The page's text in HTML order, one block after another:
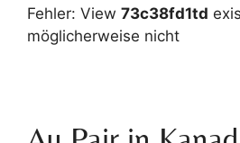
Fehler: View 73c38fd1td
möglicherweise nicht